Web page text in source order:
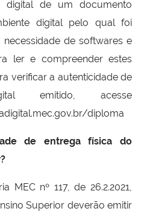
digital de um documento
digital pelo qual foi
de softwares e
ler e compreender estes
verificar a autenticidade de
emitido, acesse
diploma
de entrega física do
MEC nº 117, de 26.2.2021,
Superior deverão emitir